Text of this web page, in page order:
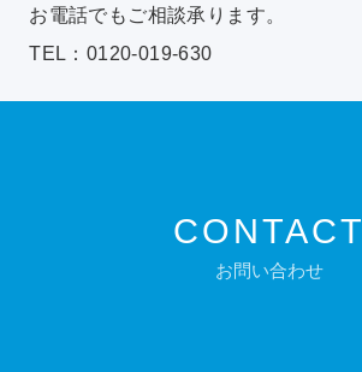
お電話でもご相談承ります。
TEL：0120-019-630
CONTACT
お問い合わせ